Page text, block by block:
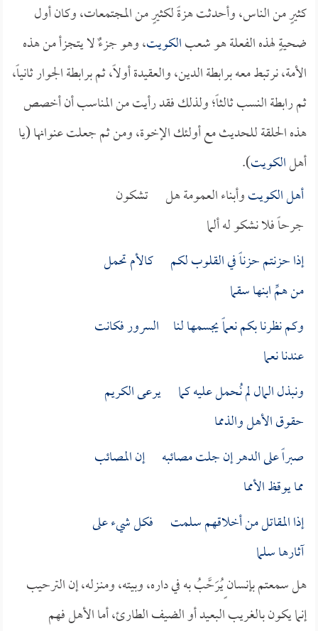
كثيرٍ من الناس، وأحدثت هزةً لكثيرٍ من المجتمعات، وكان أول
ضحيةٍ لهذه الفعلة هو شعبالكويت، وهو جزءٌ لا يتجزأ من هذه
الأمة، نرتبط معه برابطة الدين، والعقيدة أولاً، ثم برابطة الجوار ثانياً،
ثم رابطة النسب ثالثاً؛ ولذلك فقد رأيت من المناسب أن أخصص
هذه الحلقة للحديث مع أولئك الإخوة، ومن ثم جعلت عنوانها (يا
أهلالكويت).
أهلالكويتوأبناء العمومة هل تشكون
جرحاً فلا نشكو له ألما
إذا حزنتم حزناً في القلوب لكم كالأم تحمل
من همِّ ابنها سقما
وكم نظرنا بكم نعماً يجسمها لنا السرور فكانت
عندنا نعما
ونبذل المال لم نُحمل عليه كما يرعى الكريم
حقوق الأهل والذمما
صبراً على الدهر إن جلت مصائبه إن المصائب
مما يوقظ الأمما
إذا المقاتل من أخلاقهم سلمت فكل شيء على
آثارها سلما
هل سمعتم بإنسان ٍيُرَحَّبُ به في داره، وبيته، ومنـزله، إن الترحيب
إنما يكون بالغريب البعيد أو الضيف الطارئ، أما الأهل فهم